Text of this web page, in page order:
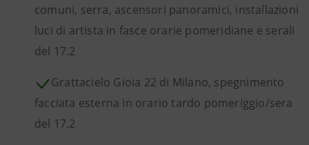
comuni, serra, ascensori panoramici, installazioni
luci di artista in fasce orarie pomeridiane e serali
del 17.2
Grattacielo Gioia 22 di Milano, spegnimento
facciata esterna in orario tardo pomeriggio/sera
del 17.2